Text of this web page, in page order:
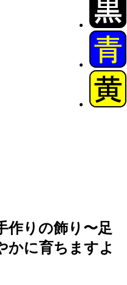
作りの飾り〜足
かに育ちますよ